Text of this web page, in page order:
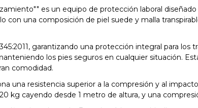
es un equipo de protección laboral
una composición de piel suede y malla
garantizando una protección integral para los
los pies seguros en cualquier situación.
comodidad.
una resistencia superior a la compresión y al
kg cayendo desde 1 metro de altura, y una